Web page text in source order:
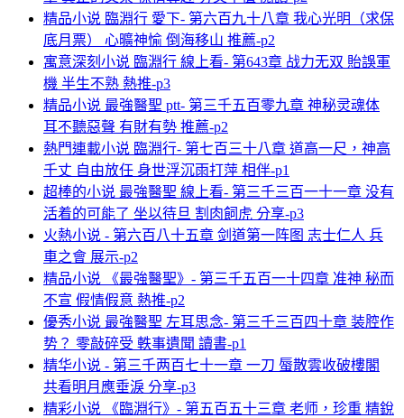
精品小说 臨淵行 愛下- 第六百九十八章 我心光明（求保
底月票） 心曠神愉 倒海移山 推薦-p2
寓意深刻小说 臨淵行 線上看- 第643章 战力无双 貽誤軍
機 半生不熟 熱推-p3
精品小说 最強醫聖 ptt- 第三千五百零九章 神秘灵魂体
耳不聽惡聲 有財有勢 推薦-p2
熱門連載小说 臨淵行- 第七百三十八章 道高一尺，神高
千丈 自由放任 身世浮沉雨打萍 相伴-p1
超棒的小说 最強醫聖 線上看- 第三千三百一十一章 没有
活着的可能了 坐以待旦 割肉飼虎 分享-p3
火熱小说 - 第六百八十五章 剑道第一阵图 志士仁人 兵
車之會 展示-p2
精品小说 《最強醫聖》- 第三千五百一十四章 准神 秘而
不宣 假情假意 熱推-p2
優秀小说 最強醫聖 左耳思念- 第三千三百四十章 装腔作
势？ 零敲碎受 軼事遺聞 讀書-p1
精华小说 - 第三千两百七十一章 一刀 蜃散雲收破樓閣
共看明月應垂淚 分享-p3
精彩小说 《臨淵行》- 第五百五十三章 老师，珍重 精銳